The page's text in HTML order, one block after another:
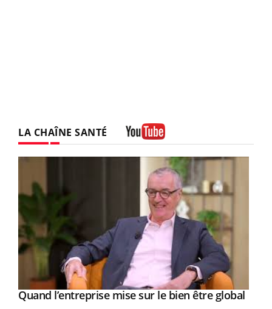
LA CHAÎNE SANTÉ
Youtube
Quand l’entreprise mise sur le bien être global